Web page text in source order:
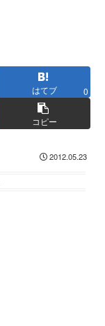
はてブ 0
コピー
2012.05.23